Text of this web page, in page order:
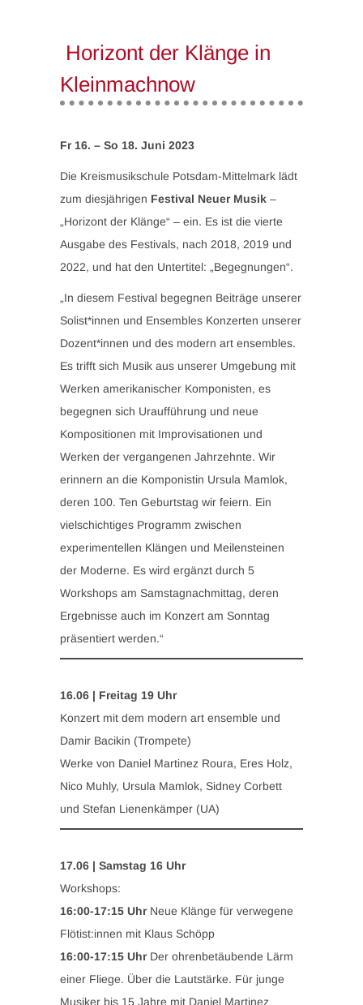
Horizont der Klänge in
Kleinmachnow
Fr 16. – So 18. Juni 2023
Die Kreismusikschule Potsdam-Mittelmark lädt
zum diesjährigen Festival Neuer Musik –
„Horizont der Klänge“ – ein. Es ist die vierte
Ausgabe des Festivals, nach 2018, 2019 und
2022, und hat den Untertitel: „Begegnungen“.
„In diesem Festival begegnen Beiträge unserer
Solist*innen und Ensembles Konzerten unserer
Dozent*innen und des modern art ensembles.
Es trifft sich Musik aus unserer Umgebung mit
Werken amerikanischer Komponisten, es
begegnen sich Uraufführung und neue
Kompositionen mit Improvisationen und
Werken der vergangenen Jahrzehnte. Wir
erinnern an die Komponistin Ursula Mamlok,
deren 100. Ten Geburtstag wir feiern. Ein
vielschichtiges Programm zwischen
experimentellen Klängen und Meilensteinen
der Moderne. Es wird ergänzt durch 5
Workshops am Samstagnachmittag, deren
Ergebnisse auch im Konzert am Sonntag
präsentiert werden.“
16.06 | Freitag 19 Uhr
Konzert mit dem modern art ensemble und
Damir Bacikin (Trompete)
Werke von Daniel Martinez Roura, Eres Holz,
Nico Muhly, Ursula Mamlok, Sidney Corbett
und Stefan Lienenkämper (UA)
17.06 | Samstag 16 Uhr
Workshops:
16:00-17:15 UhrNeue Klänge für verwegene
Flötist:innen mit Klaus Schöpp
16:00-17:15 UhrDer ohrenbetäubende Lärm
einer Fliege. Über die Lautstärke. Für junge
Musiker bis 15 Jahre mit Daniel Martinez